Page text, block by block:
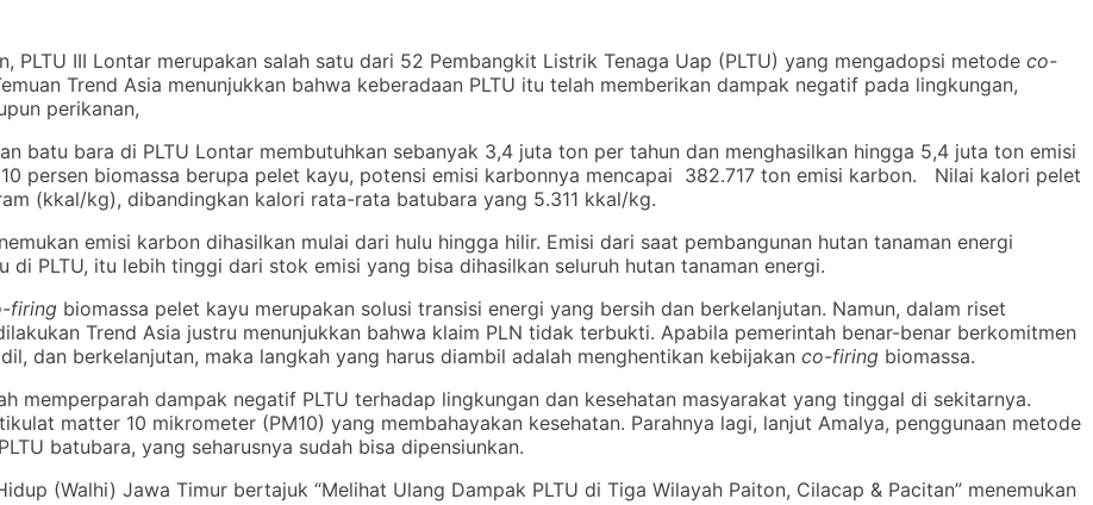
PLTU III Lontar merupakan salah satu dari 52 Pembangkit Listrik Tenaga Uap (PLTU) yang mengadopsi metode co-
Trend Asia menunjukkan bahwa keberadaan PLTU itu telah memberikan dampak negatif pada lingkungan,
perikanan,
batu bara di PLTU Lontar membutuhkan sebanyak 3,4 juta ton per tahun dan menghasilkan hingga 5,4 juta ton emisi
persen biomassa berupa pelet kayu, potensi emisi karbonnya mencapai 382.717 ton emisi karbon. Nilai kalori pelet
(kkal/kg), dibandingkan kalori rata-rata batubara yang 5.311 kkal/kg.
emisi karbon dihasilkan mulai dari hulu hingga hilir. Emisi dari saat pembangunan hutan tanaman energi
PLTU, itu lebih tinggi dari stok emisi yang bisa dihasilkan seluruh hutan tanaman energi.
firing biomassa pelet kayu merupakan solusi transisi energi yang bersih dan berkelanjutan. Namun, dalam riset
Trend Asia justru menunjukkan bahwa klaim PLN tidak terbukti. Apabila pemerintah benar-benar berkomitmen
dan berkelanjutan, maka langkah yang harus diambil adalah menghentikan kebijakan co-firing biomassa.
memperparah dampak negatif PLTU terhadap lingkungan dan kesehatan masyarakat yang tinggal di sekitarnya.
matter 10 mikrometer (PM10) yang membahayakan kesehatan. Parahnya lagi, lanjut Amalya, penggunaan metode
batubara, yang seharusnya sudah bisa dipensiunkan.
(Walhi) Jawa Timur bertajuk “Melihat Ulang Dampak PLTU di Tiga Wilayah Paiton, Cilacap & Pacitan” menemukan